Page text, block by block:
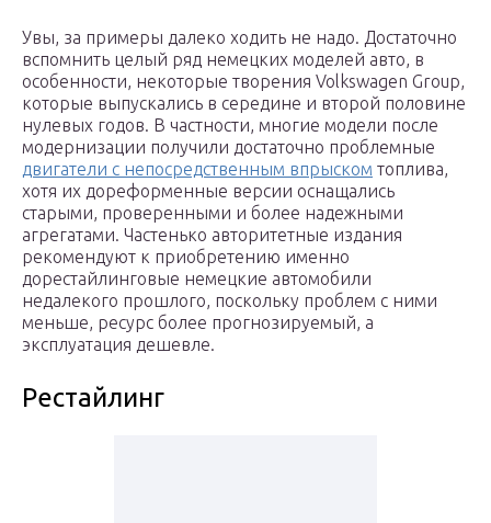
Увы, за примеры далеко ходить не надо. Достаточно
вспомнить целый ряд немецких моделей авто, в
особенности, некоторые творения Volkswagen Group,
которые выпускались в середине и второй половине
нулевых годов. В частности, многие модели после
модернизации получили достаточно проблемные
двигатели с непосредственным впрыском топлива,
хотя их дореформенные версии оснащались
старыми, проверенными и более надежными
агрегатами. Частенько авторитетные издания
рекомендуют к приобретению именно
дорестайлинговые немецкие автомобили
недалекого прошлого, поскольку проблем с ними
меньше, ресурс более прогнозируемый, а
эксплуатация дешевле.
Рестайлинг